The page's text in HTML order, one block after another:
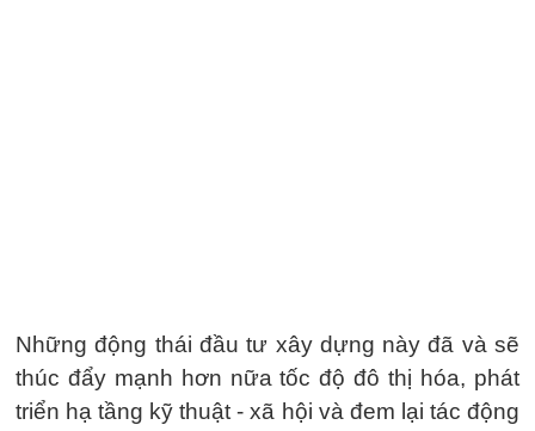
Những động thái đầu tư xây dựng này đã và sẽ
thúc đẩy mạnh hơn nữa tốc độ đô thị hóa, phát
triển hạ tầng kỹ thuật - xã hội và đem lại tác động